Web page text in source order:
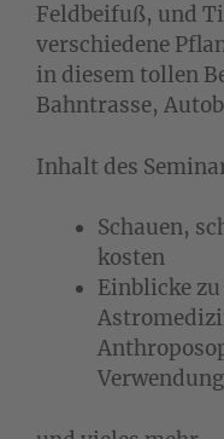
Feldbeifuß, und
verschiedene
in diesem tollen
Bahntrasse,
Inhalt des
Schauen,
kosten
Einblicke